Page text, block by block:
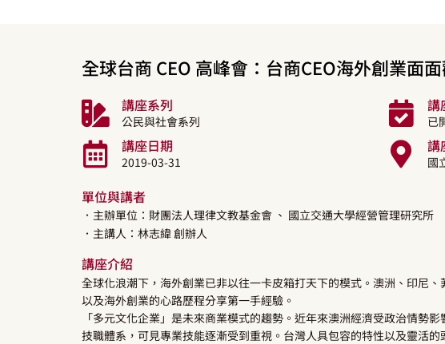
全球台商 CEO 高峰會：台商CEO海外創業面面
講座系列
公民與社會系列
講
已
講座日期
2019-03-31
講
國
單位與講者
．主辦單位：財團法人理律文教基金會 、 國立交通大學經營管理研究所
．主講人： 林志緯創辦人
講座介紹
全球化浪潮下，海外創業已非以往一卡皮箱打天下的模式。澳洲、印尼、
以及海外創業的心路歷程分享第一手經驗。
「多元文化企業」是未來商業模式的趨勢。近年來澳洲經濟受政治情勢
技職體系，可見專業技能逐漸受到重視。台灣人具包容的特性以及靈活的